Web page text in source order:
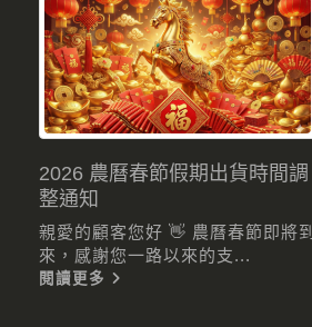
2026 農曆春節假期出貨時間調
整通知
親愛的顧客您好 👋 農曆春節即將到
來，感謝您一路以來的支...
閱讀更多